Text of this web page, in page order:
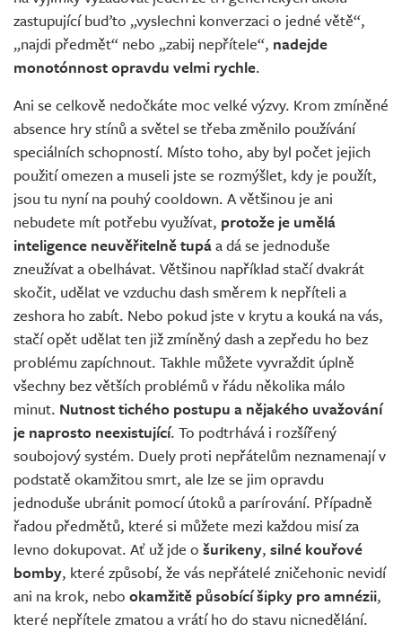
zastupující buďto „vyslechni konverzaci o jedné větě“,
„najdi předmět“ nebo „zabij nepřítele“, nadejde
monotónnost opravdu velmi rychle.
Ani se celkově nedočkáte moc velké výzvy. Krom zmíněné
absence hry stínů a světel se třeba změnilo používání
speciálních schopností. Místo toho, aby byl počet jejich
použití omezen a museli jste se rozmýšlet, kdy je použít,
jsou tu nyní na pouhý cooldown. A většinou je ani
nebudete mít potřebu využívat, protože je umělá
inteligence neuvěřitelně tupáa dá se jednoduše
zneužívat a obelhávat. Většinou například stačí dvakrát
skočit, udělat ve vzduchu dash směrem k nepříteli a
zeshora ho zabít. Nebo pokud jste v krytu a kouká na vás,
stačí opět udělat ten již zmíněný dash a zepředu ho bez
problému zapíchnout. Takhle můžete vyvraždit úplně
všechny bez větších problémů v řádu několika málo
minut. Nutnost tichého postupu a nějakého uvažování
je naprosto neexistující. To podtrhává i rozšířený
soubojový systém. Duely proti nepřátelům neznamenají v
podstatě okamžitou smrt, ale lze se jim opravdu
jednoduše ubránit pomocí útoků a parírování. Případně
řadou předmětů, které si můžete mezi každou misí za
levno dokupovat. Ať už jde o šurikeny, silné kouřové
bomby, které způsobí, že vás nepřátelé zničehonic nevidí
ani na krok, nebo okamžitě působící šipky pro amnézii,
které nepřítele zmatou a vrátí ho do stavu nicnedělání.